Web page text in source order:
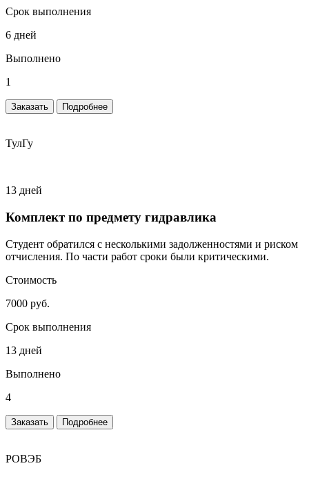
Срок выполнения
6 дней
Выполнено
1
Заказать Подробнее
ТулГу
13 дней
Комплект по предмету гидравлика
Студент обратился с несколькими задолженностями и риском
отчисления. По части работ сроки были критическими.
Стоимость
7000 руб.
Срок выполнения
13 дней
Выполнено
4
Заказать Подробнее
РОВЭБ